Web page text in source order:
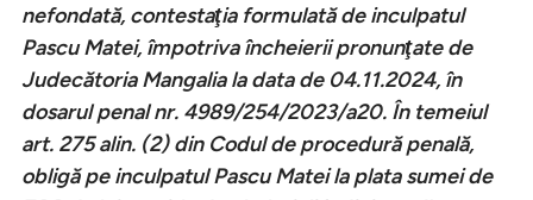
nefondată, contestaţia formulată de inculpatul
Pascu Matei, împotriva încheierii pronunţate de
Judecătoria Mangalia la data de 04.11.2024, în
dosarul penal nr. 4989/254/2023/a20. În temeiul
art. 275 alin. (2) din Codul de procedură penală,
obligă pe inculpatul Pascu Matei la plata sumei de